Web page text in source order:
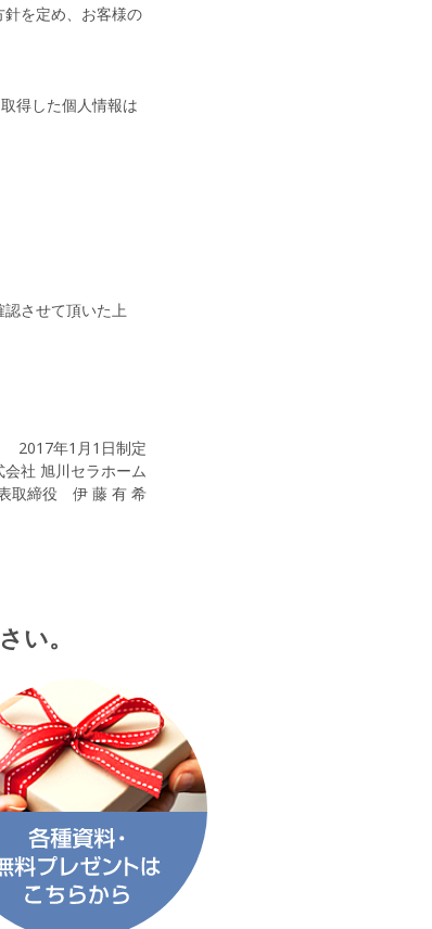
を定め、お客様の
得した個人情報は
させて頂いた上
2017年1月1日制定
会社 旭川セラホーム
取締役 伊 藤 有 希
い。